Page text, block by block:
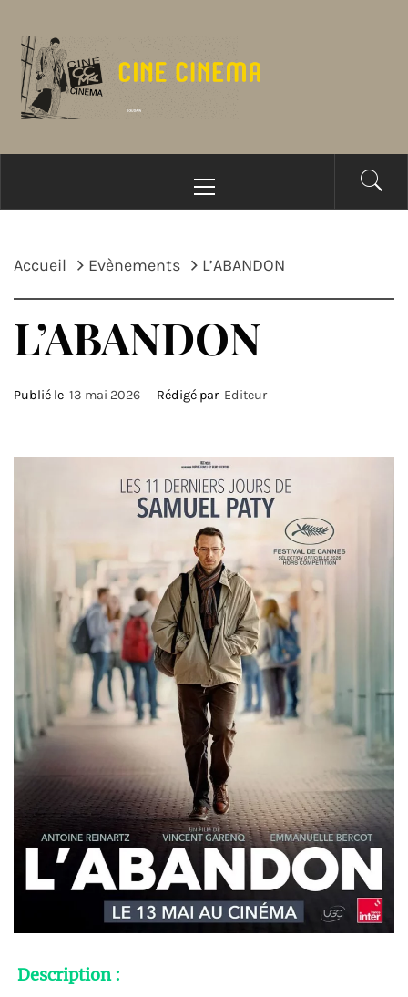
contenu
principal
Accueil Evènements L’ABANDON
L’ABANDON
Publié le 13 mai 2026 Rédigé par Editeur
Description :